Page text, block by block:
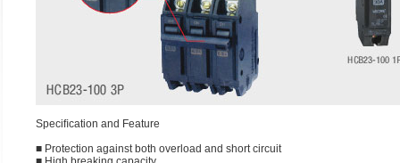
Speciﬁcation and Feature
■ Protection against both overload and short circuit